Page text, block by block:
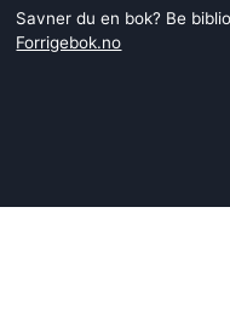
Savner du en bok? Be
Forrigebok.no